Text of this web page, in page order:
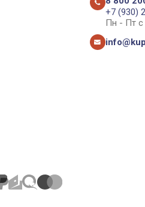
+7 (930)
Пн - Пт с